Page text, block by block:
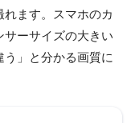
ます。スマホのカ
サーサイズの大きい
」と分かる画質に